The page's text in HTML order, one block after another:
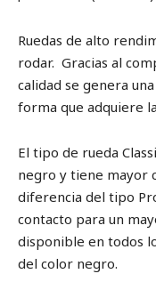
Ruedas de alto
rodar. Gracias al
calidad se genera
forma que adquiere
El tipo de rueda
negro y tiene mayor
diferencia del tipo
contacto para un
disponible en todos
del color negro.